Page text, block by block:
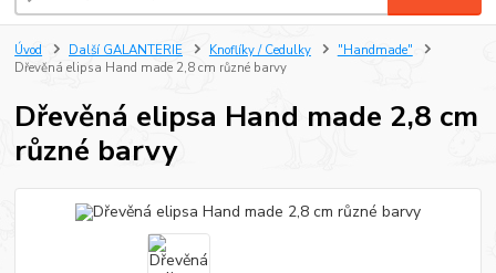
Úvod Další GALANTERIE Knoflíky / Cedulky
"Handmade"
Dřevěná elipsa Hand made 2,8 cm různé barvy
Dřevěná elipsa Hand made 2,8 cm
různé barvy